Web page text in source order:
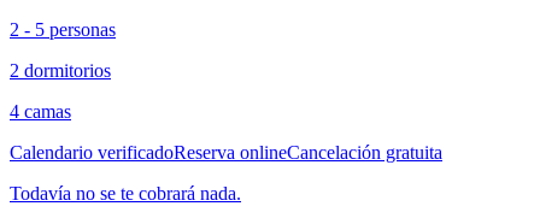
2 - 5 personas
2 dormitorios
4 camas
Calendario verificadoReserva onlineCancelación gratuita
Todavía no se te cobrará nada.